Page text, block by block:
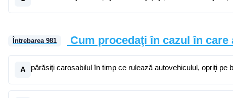
Întrebarea 981 Cum procedaţi în cazul în
A părăsiţi carosabilul în timp ce rulează autovehiculul, opriţi pe